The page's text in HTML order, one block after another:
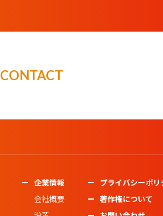
CONTACT
企業情報
会社概要
プライバシーポリ
著作権について